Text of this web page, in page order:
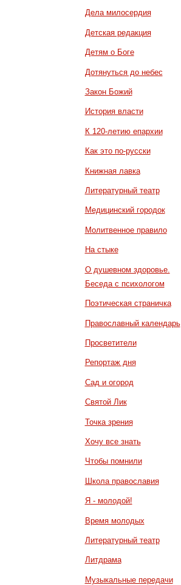
Дела милосердия
Детская редакция
Детям о Боге
Дотянуться до небес
Закон Божий
История власти
К 120-летию епархии
Как это по-русски
Книжная лавка
Литературный театр
Медицинский городок
Молитвенное правило
На стыке
О душевном здоровье.
Беседа с психологом
Поэтическая страничка
Православный календарь
Просветители
Репортаж дня
Сад и огород
Святой Лик
Точка зрения
Хочу все знать
Чтобы помнили
Школа православия
Я - молодой!
Время молодых
Литературный театр
Литдрама
Музыкальные передачи